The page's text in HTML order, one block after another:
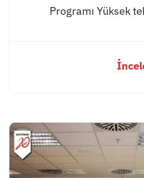
Programı Yüksek